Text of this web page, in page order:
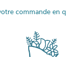
commande en